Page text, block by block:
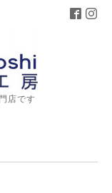
店です